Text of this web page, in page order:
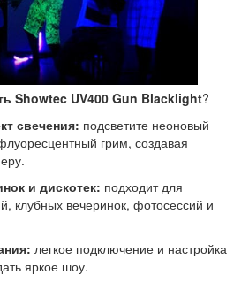
Showtec UV400 Gun Blacklight?
свечения: подсветите неоновый
грим, создавая
и дискотек: подходит для
клубных вечеринок, фотосессий и
легкое подключение и настройка
яркое шоу.